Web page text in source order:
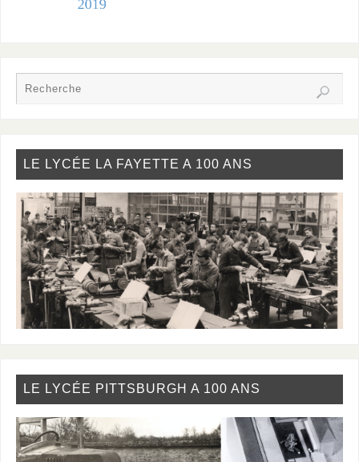
LE LYCÉE LA FAYETTE A 100 ANS
LE LYCÉE PITTSBURGH A 100 ANS